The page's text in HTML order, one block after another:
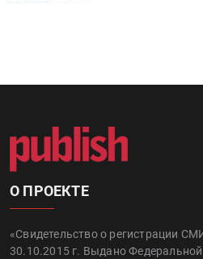
О ПРОЕКТЕ
«Свидетельство о регистрации
30.10.2015 г. Выдано